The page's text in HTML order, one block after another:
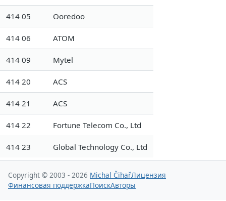
414 05 Ooredoo
414 06 ATOM
414 09 Mytel
414 20 ACS
414 21 ACS
414 22 Fortune Telecom Co., Ltd
414 23 Global Technology Co., Ltd
Copyright © 2003 - 2026 Michal ČihařЛицензия
Финансовая поддержкаПоискАвторы